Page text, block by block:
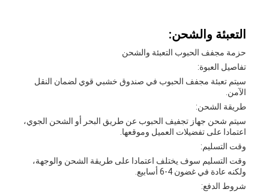
التعبئة والشحن:
حزمة مجفف الحبوب التعبئة والشحن
تفاصيل العبوة:
سيتم تعبئة مجفف الحبوب في صندوق خشبي قوي لضمان النقل
الآمن.
طريقة الشحن:
سيتم شحن جهاز تجفيف الحبوب عن طريق البحر أو الشحن الجوي،
اعتمادا على تفضيلات العميل وموقعها.
وقت التسليم:
وقت التسليم سوف يختلف اعتمادا على طريقة الشحن والوجهة،
ولكنه عادة في غضون 4-6 أسابيع.
شروط الدفع: